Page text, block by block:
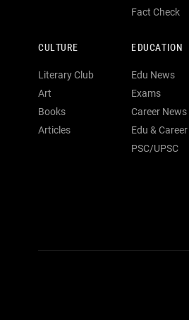
Fact Check
CULTURE
Literary Club
Art
Books
Articles
EDUCATION
Edu News
Exams
Career News
Edu & Career
PSC/UPSC